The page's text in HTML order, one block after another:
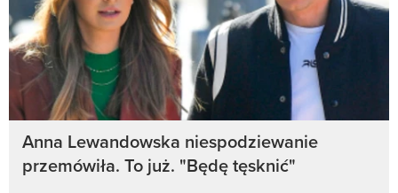
Anna Lewandowska niespodziewanie
przemówiła. To już. "Będę tęsknić"